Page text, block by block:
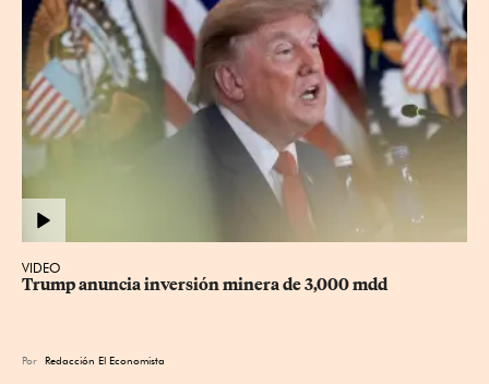
VIDEO
Trump anuncia inversión minera de 3,000 mdd
Por Redacción El Economista